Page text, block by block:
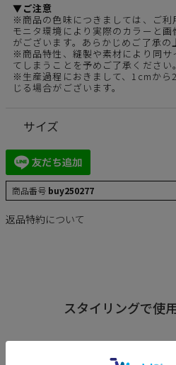
▼ご注意
※商品の色味につきましては、ご利
モニタ環境により実際のカラーと
がございます。あらかじめご了承の
※商品特性、縫製や素材により同サ
てしまうことを予めご了承ください。
※生産過程におきまして、1cmから
じる場合がございます。
サイズ
商品番号 buy250277
返品特約について
スタイリングで使